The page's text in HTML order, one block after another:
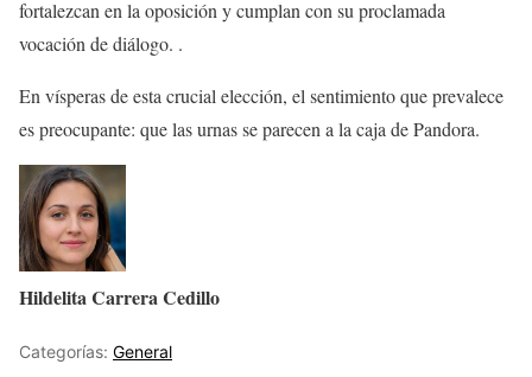
fortalezcan en la oposición y cumplan con su proclamada
vocación de diálogo. .
En vísperas de esta crucial elección, el sentimiento que prevalece
es preocupante: que las urnas se parecen a la caja de Pandora.
Hildelita Carrera Cedillo
Categorías: General